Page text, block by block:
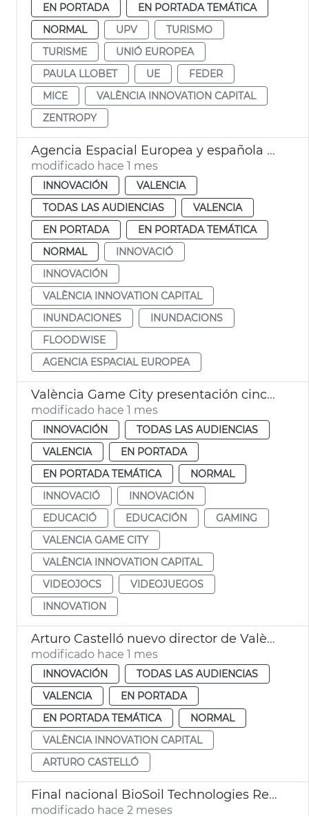
EN PORTADA
EN PORTADA TEMÁTICA
NORMAL
UPV
TURISMO
TURISME
UNIÓ EUROPEA
PAULA LLOBET
UE
FEDER
MICE
VALÈNCIA INNOVATION CAPITAL
ZENTROPY
Agencia Espacial Europea y española seleccionan València para sistema de alerta de inundaciones
modificado hace 1 mes
INNOVACIÓN
VALENCIA
TODAS LAS AUDIENCIAS
VALENCIA
EN PORTADA
EN PORTADA TEMÁTICA
NORMAL
INNOVACIÓ
INNOVACIÓN
VALÈNCIA INNOVATION CAPITAL
INUNDACIONES
INUNDACIONS
FLOODWISE
AGENCIA ESPACIAL EUROPEA
València Game City presentación cinco proyectes educación con videojuegos
modificado hace 1 mes
INNOVACIÓN
TODAS LAS AUDIENCIAS
VALENCIA
EN PORTADA
EN PORTADA TEMÁTICA
NORMAL
INNOVACIÓ
INNOVACIÓN
EDUCACIÓ
EDUCACIÓN
GAMING
VALENCIA GAME CITY
VALÈNCIA INNOVATION CAPITAL
VIDEOJOCS
VIDEOJUEGOS
INNOVATION
Arturo Castelló nuevo director de València Innovation Capital
modificado hace 1 mes
INNOVACIÓN
TODAS LAS AUDIENCIAS
VALENCIA
EN PORTADA
EN PORTADA TEMÁTICA
NORMAL
VALÈNCIA INNOVATION CAPITAL
ARTURO CASTELLÓ
Final nacional BioSoil Technologies Red Bull Basement
modificado hace 2 meses